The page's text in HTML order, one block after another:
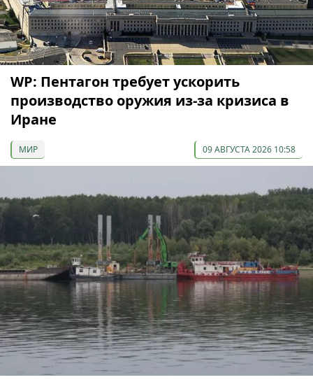
WP: Пентагон требует ускорить
производство оружия из-за кризиса в
Иране
МИР 09 АВГУСТА 2026 10:58